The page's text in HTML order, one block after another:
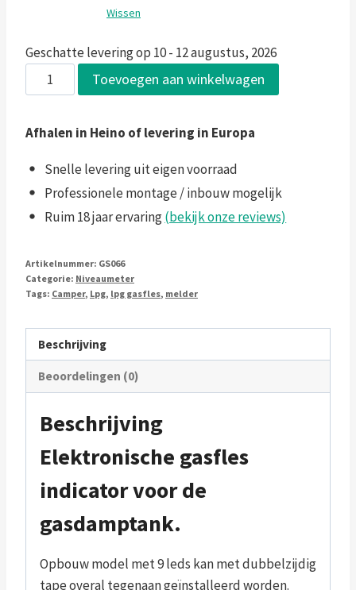
Wissen
Geschatte levering op 10 - 12 augustus, 2026
Elektronische
gasfles
9
Toevoegen aan winkelwagen
Afhalen in Heino of levering in Europa
Snelle levering uit eigen voorraad
Professionele montage / inbouw mogelijk
Ruim 18 jaar ervaring(bekijk onze reviews)
Artikelnummer: GS066
Categorie: Niveaumeter
Tags: Camper, Lpg, lpg gasfles, melder
Beschrijving
Beoordelingen (0)
Beschrijving
Elektronische gasfles
indicator voor de
gasdamptank.
Opbouw model met 9 leds kan met dubbelzijdig
tape overal tegenaan geïnstalleerd worden.